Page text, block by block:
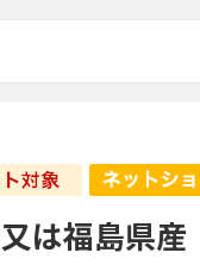
又は福島県